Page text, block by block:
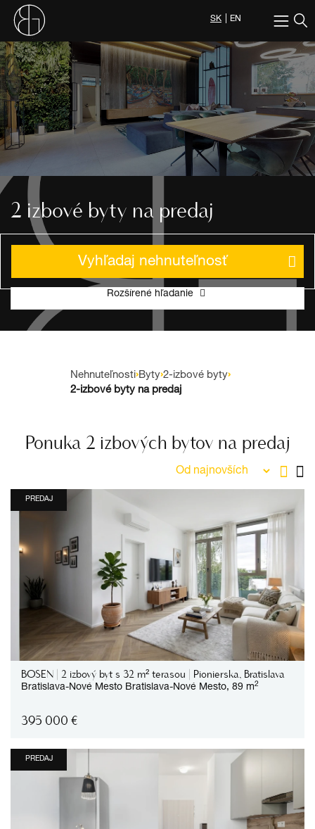
SK EN
2 izbové byty na predaj
Vyhľadaj nehnuteľnosť
Rozšírené hľadanie
Nehnuteľnosti›Byty›2-izbové byty›
2-izbové byty na predaj
Ponuka 2 izbových bytov na predaj
PREDAJ
BOSEN | 2 izbový byt s 32 m² terasou | Pionierska, Bratislava
Bratislava-Nové Mesto Bratislava-Nové Mesto, 89 m2
395 000 €
PREDAJ